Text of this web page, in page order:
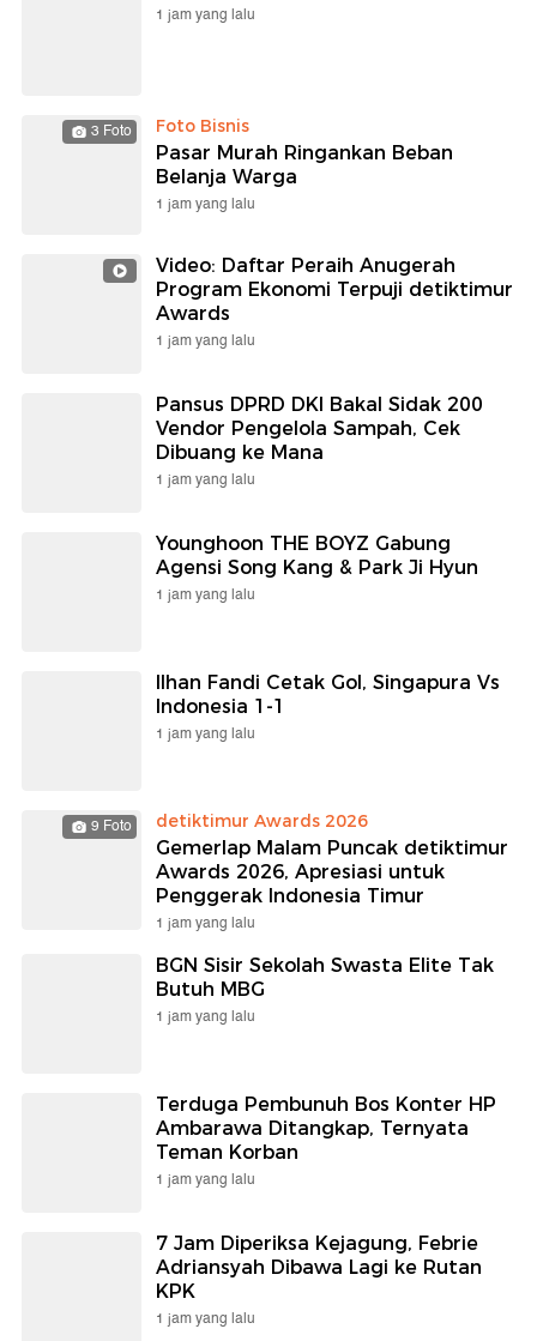
1 jam yang lalu
3 Foto Foto Bisnis
Pasar Murah Ringankan Beban
Belanja Warga
1 jam yang lalu
Video: Daftar Peraih Anugerah
Program Ekonomi Terpuji detiktimur
Awards
1 jam yang lalu
Pansus DPRD DKI Bakal Sidak 200
Vendor Pengelola Sampah, Cek
Dibuang ke Mana
1 jam yang lalu
Younghoon THE BOYZ Gabung
Agensi Song Kang & Park Ji Hyun
1 jam yang lalu
Ilhan Fandi Cetak Gol, Singapura Vs
Indonesia 1-1
1 jam yang lalu
9 Foto detiktimur Awards 2026
Gemerlap Malam Puncak detiktimur
Awards 2026, Apresiasi untuk
Penggerak Indonesia Timur
1 jam yang lalu
BGN Sisir Sekolah Swasta Elite Tak
Butuh MBG
1 jam yang lalu
Terduga Pembunuh Bos Konter HP
Ambarawa Ditangkap, Ternyata
Teman Korban
1 jam yang lalu
7 Jam Diperiksa Kejagung, Febrie
Adriansyah Dibawa Lagi ke Rutan
KPK
1 jam yang lalu